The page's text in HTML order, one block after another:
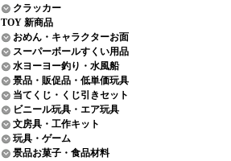
クラッカー
TOY 新商品
おめん・キャラクターお面
スーパーボールすくい用品
水ヨーヨー釣り・水風船
景品・販促品・低単価玩具
当てくじ・くじ引きセット
ビニール玩具・エア玩具
文房具・工作キット
玩具・ゲーム
景品お菓子・食品材料